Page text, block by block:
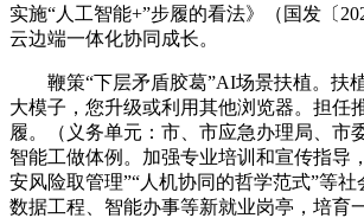
实施“人工智能+”步履的看法》（国发〔
云边端一体化协同成长。
鞭策“下层矛盾胶葛”AI场景扶植。扶
大模子，您升级或利用其他浏览器。担任
履。（义务单元：市、市应急办理局、市
智能工做体例。加强专业培训和宣传指导
安风险取管理”“人机协同的哲学范式”等
数据工程、智能办事等新就业岗亭，培育